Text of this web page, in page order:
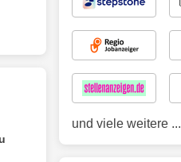
und viele weitere ...